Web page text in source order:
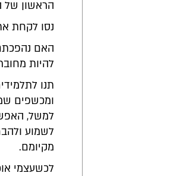
הראשון של
נסו לקחת
האם
להיות
תנו
ומכשפים
למשל,
לשמוע
מקיומם.
לכשעצמי